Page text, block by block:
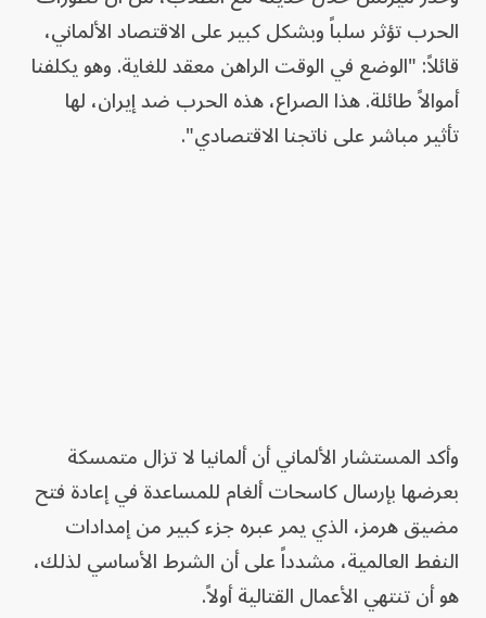
الحرب تؤثر سلباً وبشكل كبير على الاقتصاد الألماني،
قائلاً: "الوضع في الوقت الراهن معقد للغاية. وهو يكلفنا
أموالاً طائلة. هذا الصراع، هذه الحرب ضد إيران، لها
تأثير مباشر على ناتجنا الاقتصادي".
وأكد المستشار الألماني أن ألمانيا لا تزال متمسكة
بعرضها بإرسال كاسحات ألغام للمساعدة في إعادة فتح
مضيق هرمز، الذي يمر عبره جزء كبير من إمدادات
النفط العالمية، مشدداً على أن الشرط الأساسي لذلك،
هو أن تنتهي الأعمال القتالية أولاً.